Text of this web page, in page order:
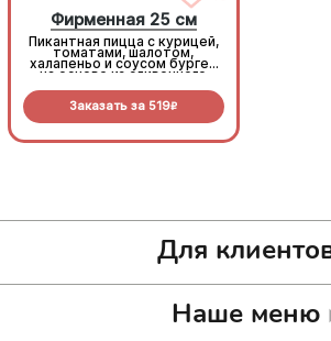
Фирменная 25 см
Пикантная пицца с курицей,
томатами, шалотом,
халапеньо и соусом бургер
на основе из сливочного
Заказать за 519R
Для
Наше меню